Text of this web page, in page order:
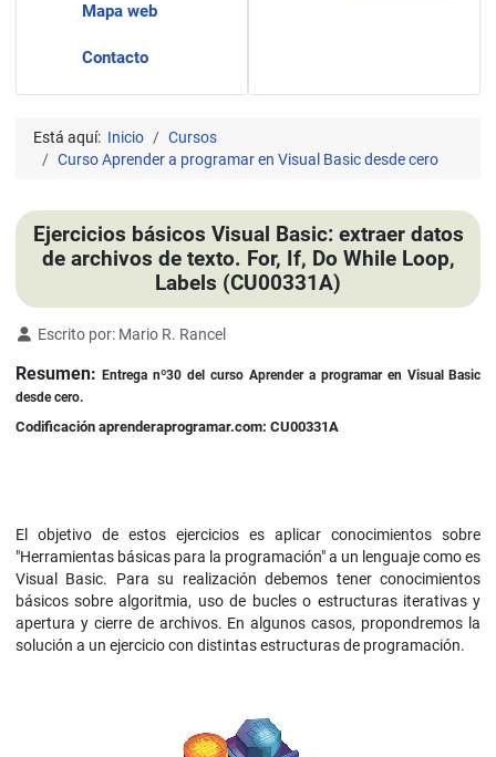
Mapa web
Contacto
Está aquí: Inicio
Cursos
Curso Aprender a programar en Visual Basic desde cero
Ejercicios básicos Visual Basic: extraer datos
de archivos de texto. For, If, Do While Loop,
Labels (CU00331A)
Detalles
Escrito por: Mario R. Rancel
Resumen:Entrega nº30 del curso Aprender a programar en Visual Basic
desde cero.
Codificación aprenderaprogramar.com: CU00331A
El objetivo de estos ejercicios es aplicar conocimientos sobre
"Herramientas básicas para la programación" a un lenguaje como es
Visual Basic. Para su realización debemos tener conocimientos
básicos sobre algoritmia, uso de bucles o estructuras iterativas y
apertura y cierre de archivos. En algunos casos, propondremos la
solución a un ejercicio con distintas estructuras de programación.